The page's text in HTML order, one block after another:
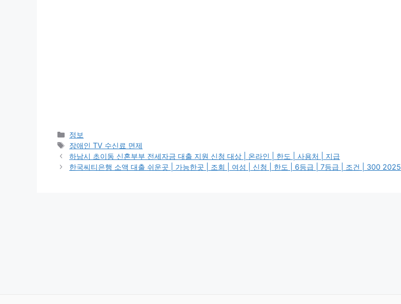
카
테
고
리
정보
태
그
장애인 TV 수신료 면제
하남시 초이동 신혼부부 전세자금 대출 지원 신청 대상 | 온라인 | 한도 | 사용처 | 지급
한국씨티은행 소액 대출 쉬운곳 | 가능한곳 | 조회 | 여성 | 신청 | 한도 | 6등급 | 7등급 | 조건 | 300 2025